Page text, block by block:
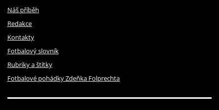
Náš příběh
Redakce
Kontakty
Fotbalový slovník
Rubriky a štítky
Fotbalové pohádky Zdeňka Folprechta